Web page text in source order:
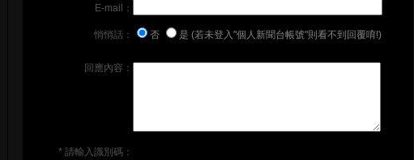
E-mail：
悄悄話： 否 是 (若未登入"個人新聞台帳號"則看不到回覆唷!)
回應內容：
* 請輸入識別碼：